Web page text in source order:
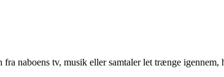
naboens tv, musik eller samtaler let trænge